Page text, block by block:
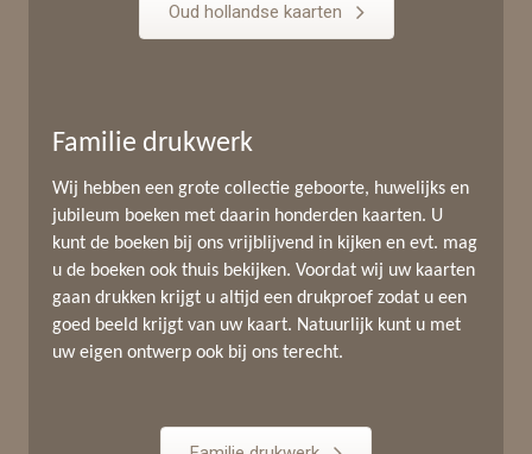
Oud hollandse kaarten
Familie drukwerk
Wij hebben een grote collectie geboorte, huwelijks en
jubileum boeken met daarin honderden kaarten. U
kunt de boeken bij ons vrijblijvend in kijken en evt. mag
u de boeken ook thuis bekijken. Voordat wij uw kaarten
gaan drukken krijgt u altijd een drukproef zodat u een
goed beeld krijgt van uw kaart. Natuurlijk kunt u met
uw eigen ontwerp ook bij ons terecht.